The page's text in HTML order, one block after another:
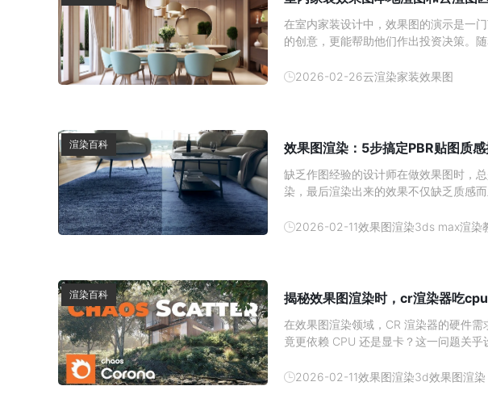
在室内家装设计中，效果图的演示是一
的创意，更能帮助他们作出投资决策。
方式逐渐成为了设计师们的热门选择。
2026-02-26云渲染家装效果图
渲染百科 效果图渲染：5步搞定PBR贴图质
缺乏作图经验的设计师在做效果图时，
染，最后渲染出来的效果不仅缺乏质感
图质感提升技巧1、 首先将准备好的贴
2026-02-11效果图渲染3ds max渲染
渲染百科 揭秘效果图渲染时，cr渲染器吃
在效果图渲染领域，CR 渲染器的硬件
竟更依赖 CPU 还是显卡？这一问题关乎
加速对于使用 CR 渲染器的设计师而言
2026-02-11效果图渲染3d效果图渲染